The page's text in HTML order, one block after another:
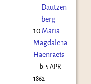
Dautzen
berg
10 Maria
Magdalena
Haenraets
b: 5 APR
1862